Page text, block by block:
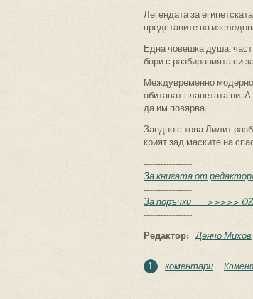
Легендата за
представите на
Една човешка душа, част
бори с разбиранията си
Междувременно
обитават планетата ни.
да им повярва.
Заедно с това Лилит
крият зад маските на
-----------------
За книгата от
-----------------
За поръчки ----->>>>>
-----------------
Редактор: Денчо Михов
1 коментари